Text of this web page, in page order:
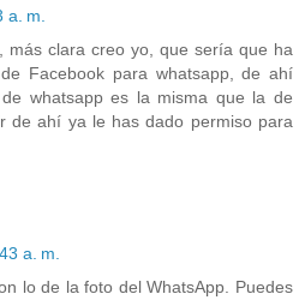
a. m.
más clara creo yo, que sería que ha
Facebook para whatsapp, de ahí
whatsapp es la misma que la de
de ahí ya le has dado permiso para
a. m.
lo de la foto del WhatsApp. Puedes